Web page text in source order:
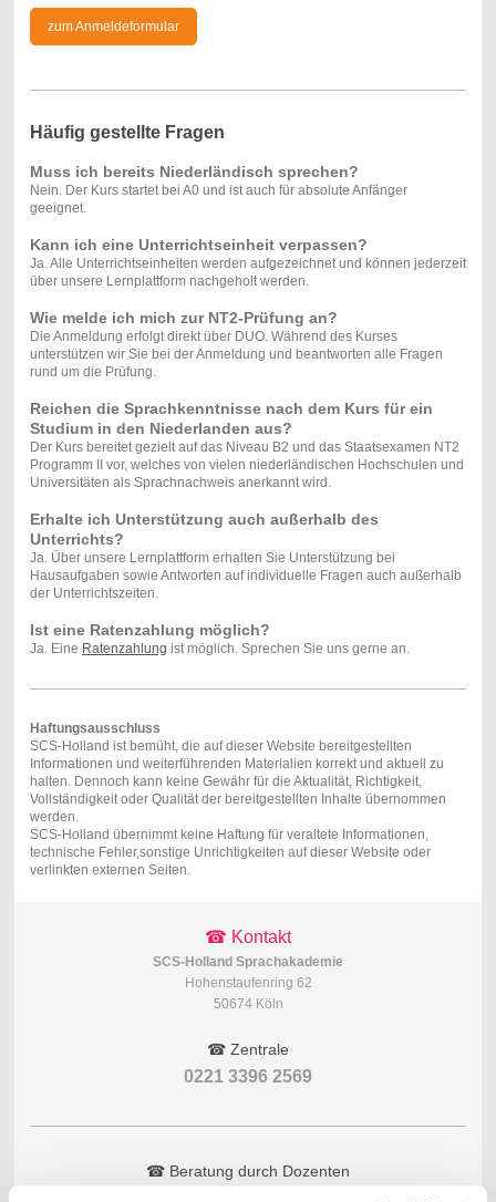
zum Anmeldeformular
Häufig gestellte Fragen
Muss ich bereits Niederländisch sprechen?
Nein. Der Kurs startet bei A0 und ist auch für absolute Anfänger
geeignet.
Kann ich eine Unterrichtseinheit verpassen?
Ja. Alle Unterrichtseinheiten werden aufgezeichnet und können jederzeit
über unsere Lernplattform nachgeholt werden.
Wie melde ich mich zur NT2-Prüfung an?
Die Anmeldung erfolgt direkt über DUO. Während des Kurses
unterstützen wir Sie bei der Anmeldung und beantworten alle Fragen
rund um die Prüfung.
Reichen die Sprachkenntnisse nach dem Kurs für ein
Studium in den Niederlanden aus?
Der Kurs bereitet gezielt auf das Niveau B2 und das Staatsexamen NT2
Programm II vor, welches von vielen niederländischen Hochschulen und
Universitäten als Sprachnachweis anerkannt wird.
Erhalte ich Unterstützung auch außerhalb des
Unterrichts?
Ja. Über unsere Lernplattform erhalten Sie Unterstützung bei
Hausaufgaben sowie Antworten auf individuelle Fragen auch außerhalb
der Unterrichtszeiten.
Ist eine Ratenzahlung möglich?
Ja. Eine Ratenzahlung ist möglich. Sprechen Sie uns gerne an.
Haftungsausschluss
SCS-Holland ist bemüht, die auf dieser Website bereitgestellten
Informationen und weiterführenden Materialien korrekt und aktuell zu
halten. Dennoch kann keine Gewähr für die Aktualität, Richtigkeit,
Vollständigkeit oder Qualität der bereitgestellten Inhalte übernommen
werden.
SCS-Holland übernimmt keine Haftung für veraltete Informationen,
technische Fehler,sonstige Unrichtigkeiten auf dieser Website oder
verlinkten externen Seiten.
☎ Kontakt
SCS-Holland Sprachakademie
Hohenstaufenring 62
50674 Köln
☎ Zentrale
0221 3396 2569
☎ Beratung durch Dozenten